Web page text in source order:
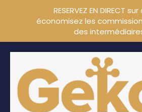
RESERVEZ EN DIRECT
économisez les
des